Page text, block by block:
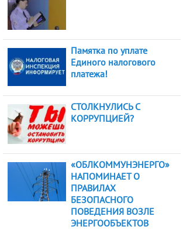
Памятка по уплате
Единого налогового
платежа!
СТОЛКНУЛИСЬ С
КОРРУПЦИЕЙ?
«ОБЛКОММУНЭНЕРГО»
НАПОМИНАЕТ О
ПРАВИЛАХ
БЕЗОПАСНОГО
ПОВЕДЕНИЯ ВОЗЛЕ
ЭНЕРГООБЪЕКТОВ